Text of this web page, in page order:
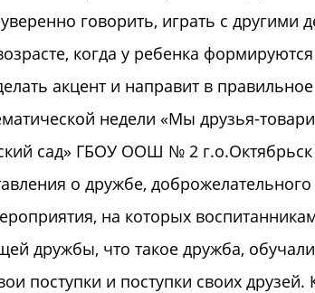
говорить, играть с другими
когда у ребенка
акцент и направит в
недели «Мы друзья-
сад» ГБОУ ООШ № 2 г.о.Октябрьск
о дружбе,
на которых воспитанникам
дружбы, что такое дружба,
поступки и поступки своих